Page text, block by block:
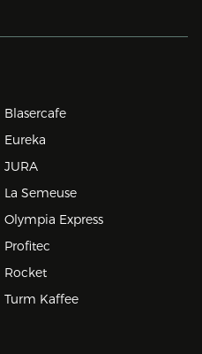
Blasercafe
Eureka
JURA
La Semeuse
Olympia Express
Profitec
Rocket
Turm Kaffee